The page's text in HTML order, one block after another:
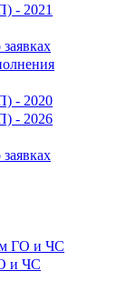
- 2021
- 2020
- 2026
ГО и ЧС
и ЧС